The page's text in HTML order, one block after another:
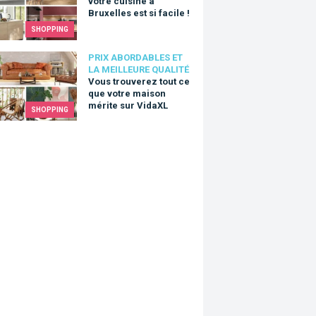
SHOPPING
Bruxelles est si facile !
SHOPPING
PRIX ABORDABLES ET
LA MEILLEURE QUALITÉ
Vous trouverez tout ce
que votre maison
mérite sur VidaXL
tout ce que votre maison mérite sur VidaXL